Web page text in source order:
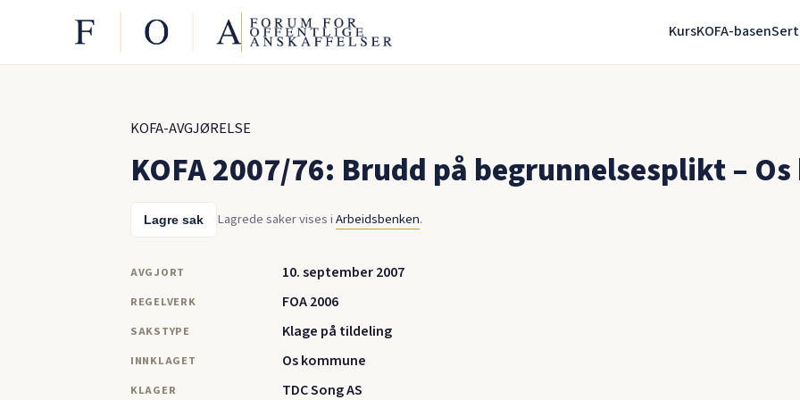
KursKOFA-basen
KOFA-AVGJØRELSE
KOFA 2007/76: Brudd på begrunnelsesplikt –
Lagre sak Lagrede saker vises iArbeidsbenken.
AVGJORT 10. september 2007
REGELVERK FOA 2006
SAKSTYPE Klage på tildeling
INNKLAGET Os kommune
KLAGER TDC Song AS